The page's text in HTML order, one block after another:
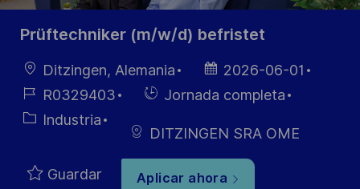
Prüftechniker (m/w/d) befristet
Ubicación
Ditzingen, Alemania
Fecha de
publicación
2026-06-01
ID de
empleo
R0329403
HiringJornada completa
Categoría
Industria
DITZINGEN SRA OME
Guardar Aplicar ahora